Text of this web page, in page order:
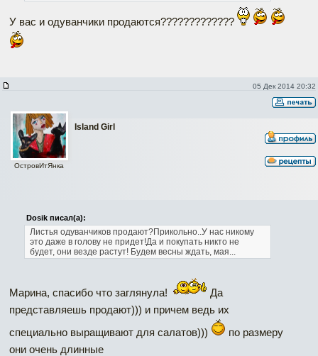
У вас и одуванчики продаются?????????????
05 Дек 2014 20:32
Island Girl
ОстровИтЯнка
Dosik писал(а):
Листья одуванчиков продают?Прикольно..У нас никому
это даже в голову не придет!Да и покупать никто не
будет, они везде растут! Будем весны ждать, мая...
Марина, спасибо что заглянула!
Да
представляешь продают))) и причем ведь их
специально выращивают для салатов)))
по размеру
они очень длинные